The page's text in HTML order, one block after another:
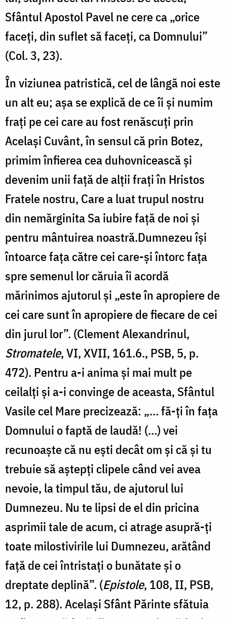
Sfântul Apostol Pavel ne cere ca „orice
faceți, din suflet să faceți, ca Domnului”
(Col. 3, 23).
În viziunea patristică, cel de lângă noi este
un alt eu; așa se explică de ce îi şi numim
fraţi pe cei care au fost renăscuţi prin
Acelaşi Cuvânt, în sensul că prin Botez,
primim înfierea cea duhovnicească și
devenim unii față de alții frați în Hristos
Fratele nostru, Care a luat trupul nostru
din nemărginita Sa iubire față de noi și
pentru mântuirea noastră.Dumnezeu își
întoarce fața către cei care-și întorc fața
spre semenul lor căruia îi acordă
mărinimos ajutorul și „este în apropiere de
cei care sunt în apropiere de fiecare de cei
din jurul lor”. (Clement Alexandrinul,
Stromatele, VI, XVII, 161.6., PSB, 5, p.
472). Pentru a-i anima și mai mult pe
ceilalți și a-i convinge de aceasta, Sfântul
Vasile cel Mare precizează: „… fă-ţi în faţa
Domnului o faptă de laudă! (…) vei
recunoaşte că nu eşti decât om şi că şi tu
trebuie să aştepţi clipele când vei avea
nevoie, la timpul tău, de ajutorul lui
Dumnezeu. Nu te lipsi de el din pricina
asprimii tale de acum, ci atrage asupră-ţi
toate milostivirile lui Dumnezeu, arătând
faţă de cei întristaţi o bunătate şi o
dreptate deplină”. (Epistole, 108, II, PSB,
12, p. 288). Același Sfânt Părinte sfătuia